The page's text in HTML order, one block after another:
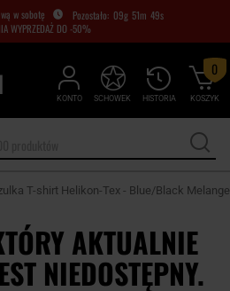
w sobotę 09g 51m 48s
WYPRZEDAŻ DO -50%
KONTO HISTORIA
SCHOWEK KOSZYK
0
T-shirt Helikon-Tex - Blue/Black Melange
AKTUALNIE
NIEDOSTĘPNY.